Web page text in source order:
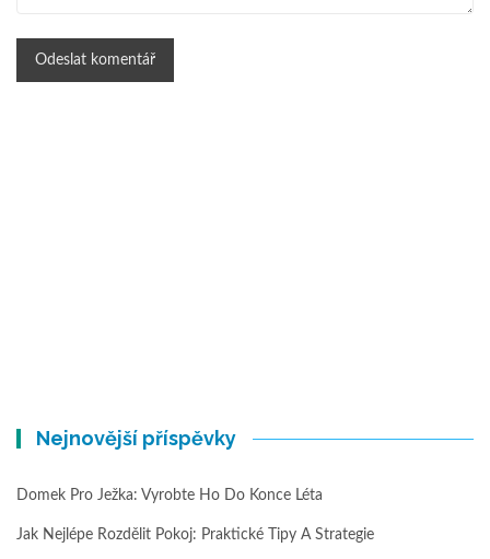
Nejnovější příspěvky
Domek Pro Ježka: Vyrobte Ho Do Konce Léta
Jak Nejlépe Rozdělit Pokoj: Praktické Tipy A Strategie